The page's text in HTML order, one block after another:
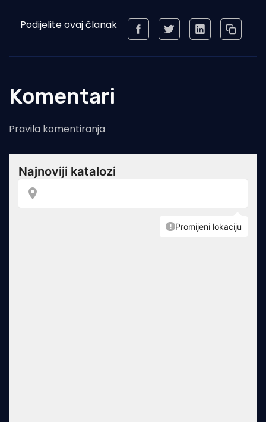
Podijelite ovaj članak
Komentari
Pravila komentiranja